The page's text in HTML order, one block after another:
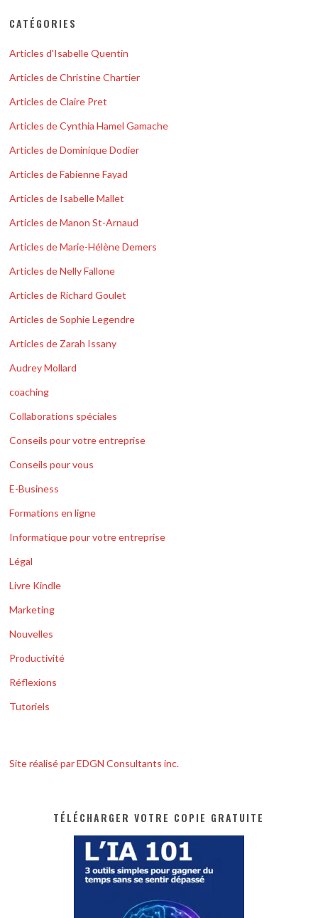
CATÉGORIES
Articles d'Isabelle Quentin
Articles de Christine Chartier
Articles de Claire Pret
Articles de Cynthia Hamel Gamache
Articles de Dominique Dodier
Articles de Fabienne Fayad
Articles de Isabelle Mallet
Articles de Manon St-Arnaud
Articles de Marie-Hélène Demers
Articles de Nelly Fallone
Articles de Richard Goulet
Articles de Sophie Legendre
Articles de Zarah Issany
Audrey Mollard
coaching
Collaborations spéciales
Conseils pour votre entreprise
Conseils pour vous
E-Business
Formations en ligne
Informatique pour votre entreprise
Légal
Livre Kindle
Marketing
Nouvelles
Productivité
Réflexions
Tutoriels
Site réalisé par EDGN Consultants inc.
TÉLÉCHARGER VOTRE COPIE GRATUITE